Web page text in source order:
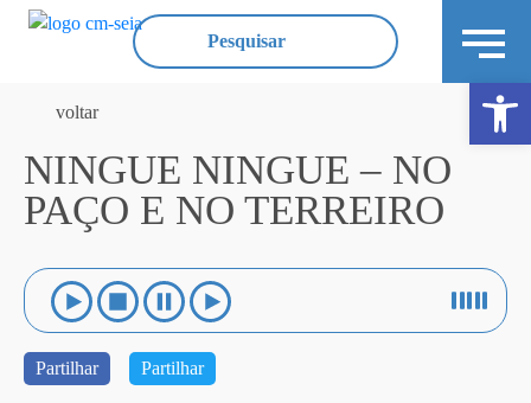
voltar
NINGUE NINGUE – NO
PAÇO E NO TERREIRO
Partilhar Partilhar